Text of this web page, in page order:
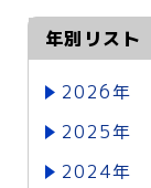
年別リスト
2026年
2025年
2024年